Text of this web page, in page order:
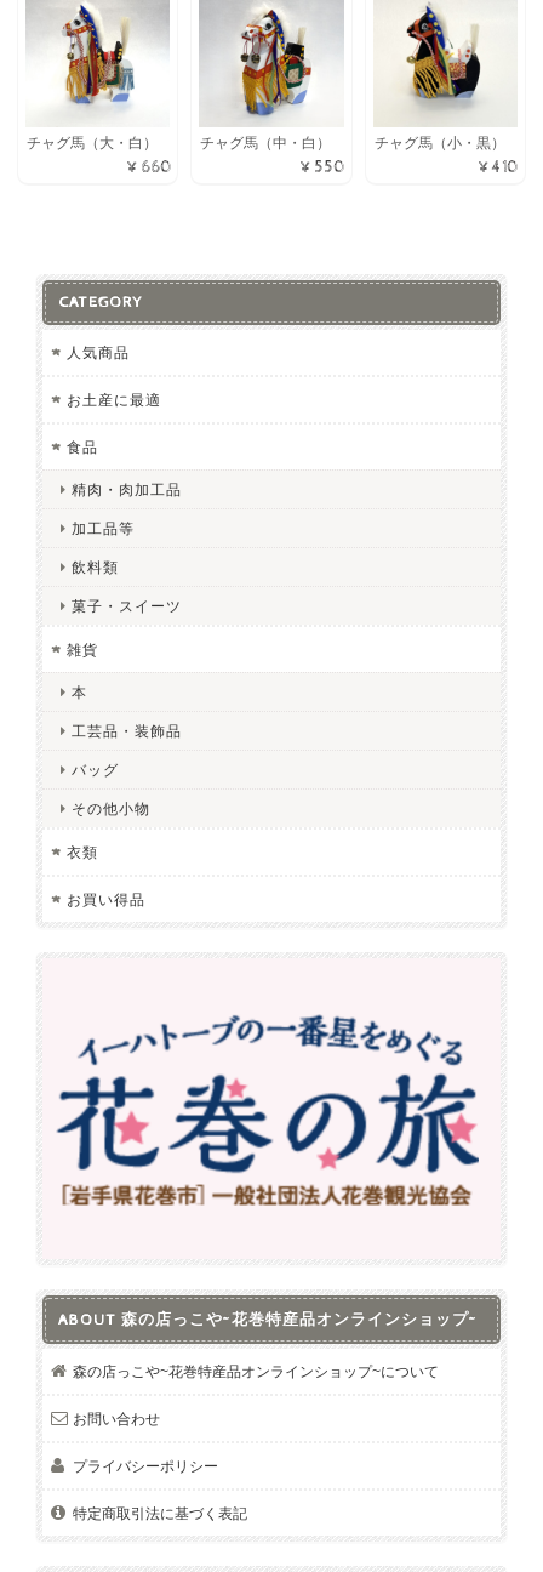
チャグ馬（大・白）
¥660
チャグ馬（中・白）
¥550
チャグ馬（小・黒）
¥410
CATEGORY
人気商品
お土産に最適
食品
精肉・肉加工品
加工品等
飲料類
菓子・スイーツ
雑貨
本
工芸品・装飾品
バッグ
その他小物
衣類
お買い得品
ABOUT 森の店っこや~花巻特産品オンラインショップ~
森の店っこや~花巻特産品オンラインショップ~について
お問い合わせ
プライバシーポリシー
特定商取引法に基づく表記